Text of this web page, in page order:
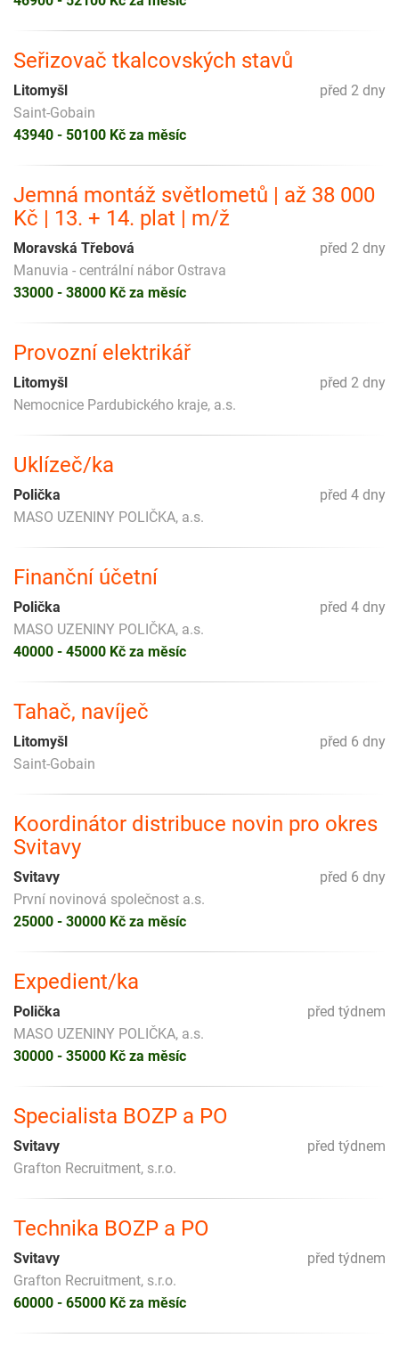
Seřizovač tkalcovských stavů
před 2 dny
Litomyšl
Saint-Gobain
43940 - 50100 Kč za měsíc
Jemná montáž světlometů | až 38 000
Kč | 13. + 14. plat | m/ž
před 2 dny
Moravská Třebová
Manuvia - centrální nábor Ostrava
33000 - 38000 Kč za měsíc
Provozní elektrikář
před 2 dny
Litomyšl
Nemocnice Pardubického kraje, a.s.
Uklízeč/ka
před 4 dny
Polička
MASO UZENINY POLIČKA, a.s.
Finanční účetní
před 4 dny
Polička
MASO UZENINY POLIČKA, a.s.
40000 - 45000 Kč za měsíc
Tahač, navíječ
před 6 dny
Litomyšl
Saint-Gobain
Koordinátor distribuce novin pro okres
Svitavy
před 6 dny
Svitavy
První novinová společnost a.s.
25000 - 30000 Kč za měsíc
Expedient/ka
před týdnem
Polička
MASO UZENINY POLIČKA, a.s.
30000 - 35000 Kč za měsíc
Specialista BOZP a PO
před týdnem
Svitavy
Grafton Recruitment, s.r.o.
Technika BOZP a PO
před týdnem
Svitavy
Grafton Recruitment, s.r.o.
60000 - 65000 Kč za měsíc